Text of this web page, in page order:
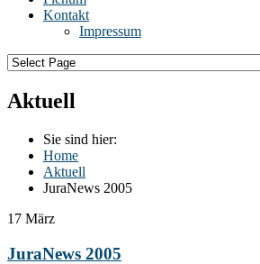
Kontakt
Impressum
Aktuell
Sie sind hier:
Home
Aktuell
JuraNews 2005
17 März
JuraNews 2005